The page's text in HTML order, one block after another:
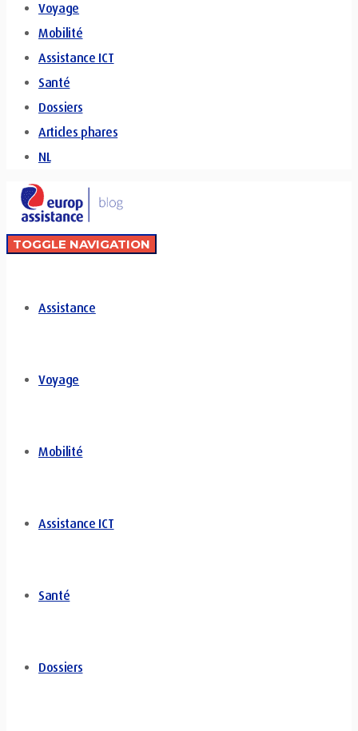
Voyage
Mobilité
Assistance ICT
Santé
Dossiers
Articles phares
NL
TOGGLE NAVIGATION
Assistance
Voyage
Mobilité
Assistance ICT
Santé
Dossiers